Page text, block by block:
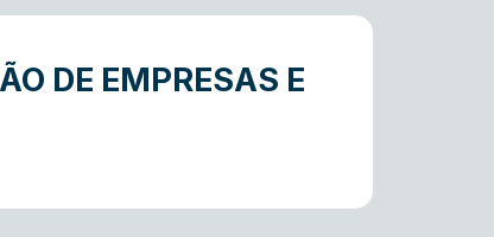
DE EMPRESAS E